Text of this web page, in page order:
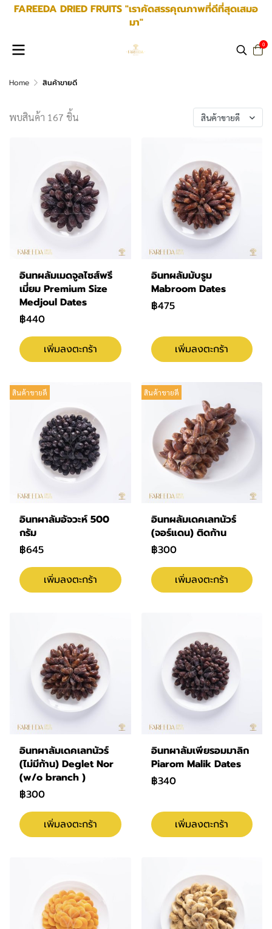
FAREEDA DRIED FRUITS "เราคัดสรรคุณภาพที่ดีที่สุดเสมอ
มา"
0
Home สินค้าขายดี
พบสินค้า 167 ชิ้น สินค้าขายดี
อินทผลัมเมดจูลไซส์พรี
เมี่ยม Premium Size
Medjoul Dates
฿440
เพิ่มลงตะกร้า
อินทผลัมมับรูม
Mabroom Dates
฿475
เพิ่มลงตะกร้า
สินค้าขายดี
อินทผาลัมอัจวะห์ 500
กรัม
฿645
เพิ่มลงตะกร้า
สินค้าขายดี
อินทผลัมเดคเลทนัวร์
(จอร์แดน) ติดก้าน
฿300
เพิ่มลงตะกร้า
อินทผาลัมเดคเลทนัวร์
(ไม่มีก้าน) Deglet Nor
(w/o branch )
฿300
เพิ่มลงตะกร้า
อินทผาลัมเพียรอมมาลิก
Piarom Malik Dates
฿340
เพิ่มลงตะกร้า